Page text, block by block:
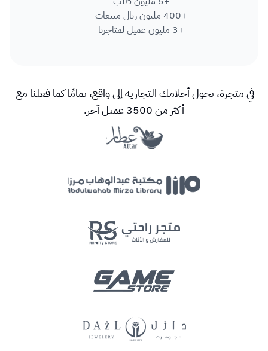
+3 مليون عميل لمتاجرنا
+400 مليون ريال مبيعات
أكثر من 3500 عميل آخر.